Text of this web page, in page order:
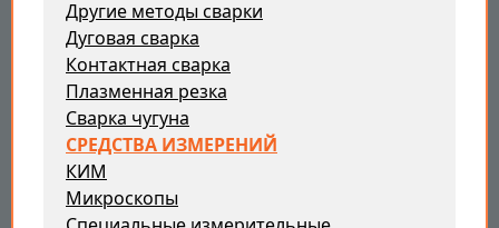
Другие методы сварки
Дуговая сварка
Контактная сварка
Плазменная резка
Сварка чугуна
СРЕДСТВА ИЗМЕРЕНИЙ
КИМ
Микроскопы